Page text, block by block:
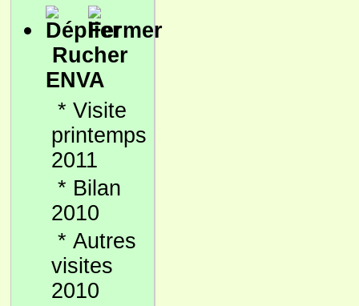
Rucher
ENVA
* Visite
printemps
2011
* Bilan
2010
* Autres
visites
2010